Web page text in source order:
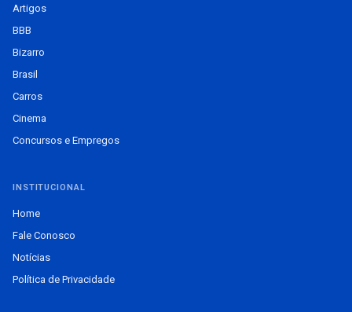
Artigos
BBB
Bizarro
Brasil
Carros
Cinema
Concursos e Empregos
INSTITUCIONAL
Home
Fale Conosco
Notícias
Política de Privacidade